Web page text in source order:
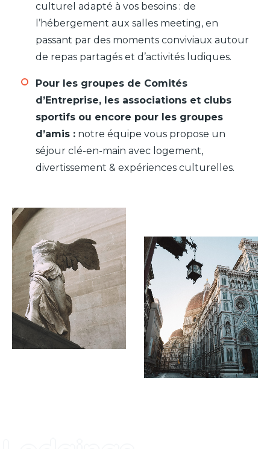
culturel adapté à vos besoins : de
l’hébergement aux salles meeting, en
passant par des moments conviviaux autour
de repas partagés et d’activités ludiques.
Pour les groupes de Comités
d’Entreprise, les associations et clubs
sportifs ou encore pour les groupes
d’amis : notre équipe vous propose un
séjour clé-en-main avec logement,
divertissement & expériences culturelles.